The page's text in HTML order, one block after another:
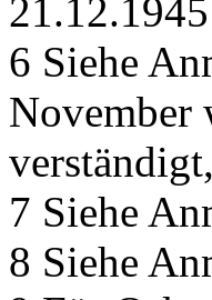
21.12.1945
6 Siehe
November
7 Siehe
8 Siehe